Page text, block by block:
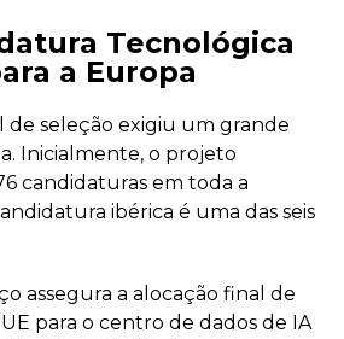
Tecnológica
a Europa
de seleção exigiu um grande
Inicialmente, o projeto
candidaturas em toda a
ibérica é uma das seis
assegura a alocação final de
para o centro de dados de IA